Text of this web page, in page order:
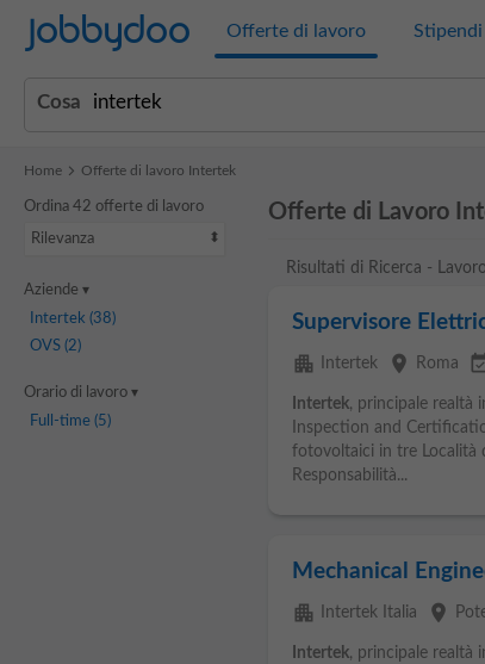
Jobbydoo Offerte di lavoro Stipendi
Cosa
Home Offerte di lavoro Intertek
Ordina 42 offerte di lavoro
Rilevanza
Aziende
Intertek (38)
OVS(2)
Orario di lavoro
Full-time(5)
Offerte di Lavoro
Risultati di Ricerca -
Supervisore
apartment Intertek place Roma
Intertek, principale realtà
Inspection and
fotovoltaici in tre Località
Responsabilità...
Mechanical
apartment Intertek Italia place
Intertek, principale realtà